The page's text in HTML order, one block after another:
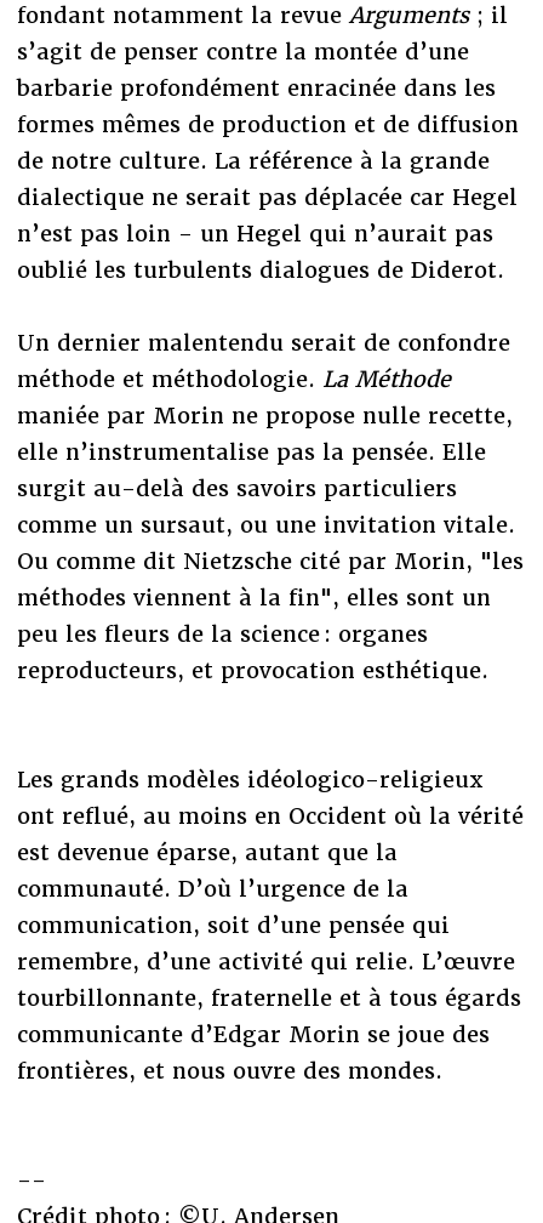
fondant notamment la revueArguments ; il
s’agit de penser contre la montée d’une
barbarie profondément enracinée dans les
formes mêmes de production et de diffusion
de notre culture. La référence à la grande
dialectique ne serait pas déplacée car Hegel
n’est pas loin - un Hegel qui n’aurait pas
oublié les turbulents dialogues de Diderot.
Un dernier malentendu serait de confondre
méthode et méthodologie. La Méthode
maniée par Morin ne propose nulle recette,
elle n’instrumentalise pas la pensée. Elle
surgit au-delà des savoirs particuliers
comme un sursaut, ou une invitation vitale.
Ou comme dit Nietzsche cité par Morin, "les
méthodes viennent à la fin", elles sont un
peu les fleurs de la science : organes
reproducteurs, et provocation esthétique.
Les grands modèles idéologico-religieux
ont reflué, au moins en Occident où la vérité
est devenue éparse, autant que la
communauté. D’où l’urgence de la
communication, soit d’une pensée qui
remembre, d’une activité qui relie. L’œuvre
tourbillonnante, fraternelle et à tous égards
communicante d’Edgar Morin se joue des
frontières, et nous ouvre des mondes.
--
Crédit photo : ©U. Andersen